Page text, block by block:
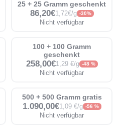
25 + 25 Gramm geschenkt
86,20€1,72€/g -30%
Nicht verfügbar
100 + 100 Gramm
geschenkt
258,00€1,29 €/g -48 %
Nicht verfügbar
500 + 500 Gramm gratis
1.090,00€1,09 €/g -56 %
Nicht verfügbar